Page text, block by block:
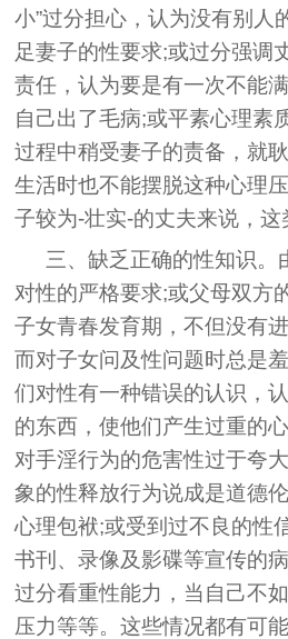
小”过分担心，认为没有别人
足妻子的性要求;或过分强调
责任，认为要是有一次不能
自己出了毛病;或平素心理素
过程中稍受妻子的责备，就
生活时也不能摆脱这种心理
子较为-壮实-的丈夫来说，这
三、缺乏正确的性知识。
对性的严格要求;或父母双方
子女青春发育期，不但没有
而对子女问及性问题时总是
们对性有一种错误的认识，
的东西，使他们产生过重的
对手淫行为的危害性过于夸
象的性释放行为说成是道德
心理包袱;或受到过不良的性
书刊、录像及影碟等宣传的
过分看重性能力，当自己不
压力等等。这些情况都有可